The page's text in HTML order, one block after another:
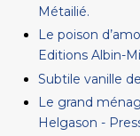
Métailié.
Le poison
Editions Albin-
Subtile vanille
Le grand
Helgason -